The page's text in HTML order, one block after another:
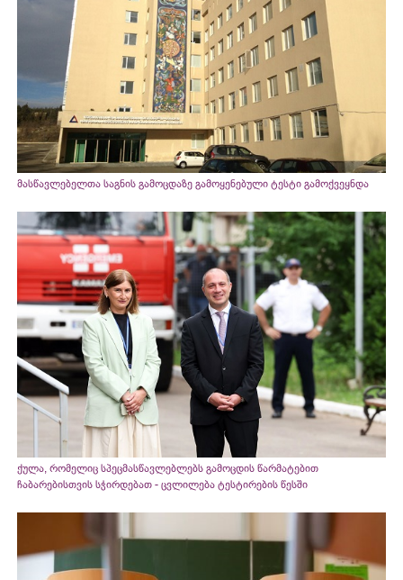
მასწავლებელთა საგნის გამოცდაზე გამოყენებული ტესტი გამოქვეყნდა
ქულა, რომელიც სპეცმასწავლებლებს გამოცდის წარმატებით
ჩაბარებისთვის სჭირდებათ - ცვლილება ტესტირების წესში